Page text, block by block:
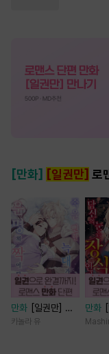
[만화] [일권만] 로
만화
[일권만] 죽
을 뻔한 늑대가 운
카놀라 유
만화
례지